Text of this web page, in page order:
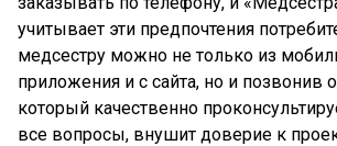
учитывает эти предпочтения
медсестру можно не только из
приложения и с сайта, но и позвонив
который качественно
все вопросы, внушит доверие к